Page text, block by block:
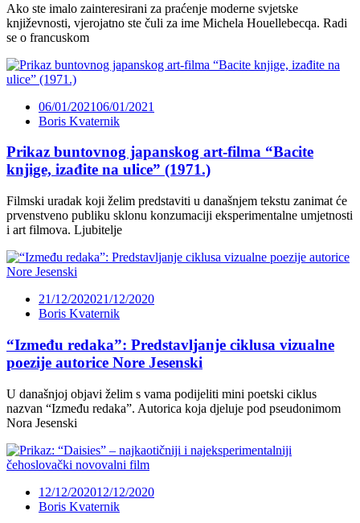
Ako ste imalo zainteresirani za praćenje moderne svjetske
književnosti, vjerojatno ste čuli za ime Michela Houellebecqa. Radi
se o francuskom
06/01/202106/01/2021
Boris Kvaternik
Prikaz buntovnog japanskog art-filma “Bacite
knjige, izađite na ulice” (1971.)
Filmski uradak koji želim predstaviti u današnjem tekstu zanimat će
prvenstveno publiku sklonu konzumaciji eksperimentalne umjetnosti
i art filmova. Ljubitelje
21/12/202021/12/2020
Boris Kvaternik
“Između redaka”: Predstavljanje ciklusa vizualne
poezije autorice Nore Jesenski
U današnjoj objavi želim s vama podijeliti mini poetski ciklus
nazvan “Između redaka”. Autorica koja djeluje pod pseudonimom
Nora Jesenski
12/12/202012/12/2020
Boris Kvaternik